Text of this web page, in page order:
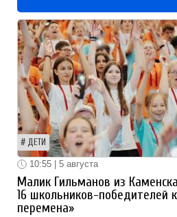
ДЕТИ
10:55 | 5 августа
Малик Гильманов из
16 школьников-победителей
перемена»